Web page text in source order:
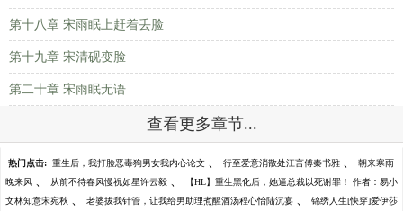
第十八章 宋雨眠上赶着丢脸
第十九章 宋清砚变脸
第二十章 宋雨眠无语
查看更多章节...
热门点击: 重生后，我打脸恶毒狗男女我内心论文 、 行至爱意消散处江言傅秦书雅 、 朝来寒雨
晚来风 、 从前不待春风慢祝如星许云毅 、 【HL】重生黑化后，她逼总裁以死谢罪！ 作者：易小
文林知意宋宛秋 、 老婆拔我针管，让我给男助理煮醒酒汤程心怡陆沉宴 、 锦绣人生[快穿]爱伊莎